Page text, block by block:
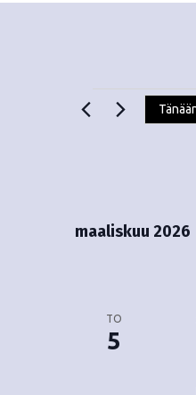
maaliskuu 2026
TO
5